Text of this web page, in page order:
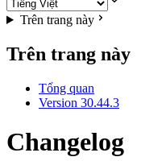
Trên trang này
Trên trang này
Tổng quan
Version 30.44.3
Changelog